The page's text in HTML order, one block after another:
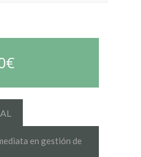
en gestión de